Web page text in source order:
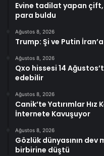
Evine tadilat yapan
para buldu
Ağustos 8, 2026
Trump: Şi ve Putin
Ağustos 8, 2026
Qxo hissesi 14
edebilir
Ağustos 8, 2026
Canik’te Yatırımlar
İnternete Kavuşuyor
Ağustos 8, 2026
Gözlük dünyasının
birbirine düştü